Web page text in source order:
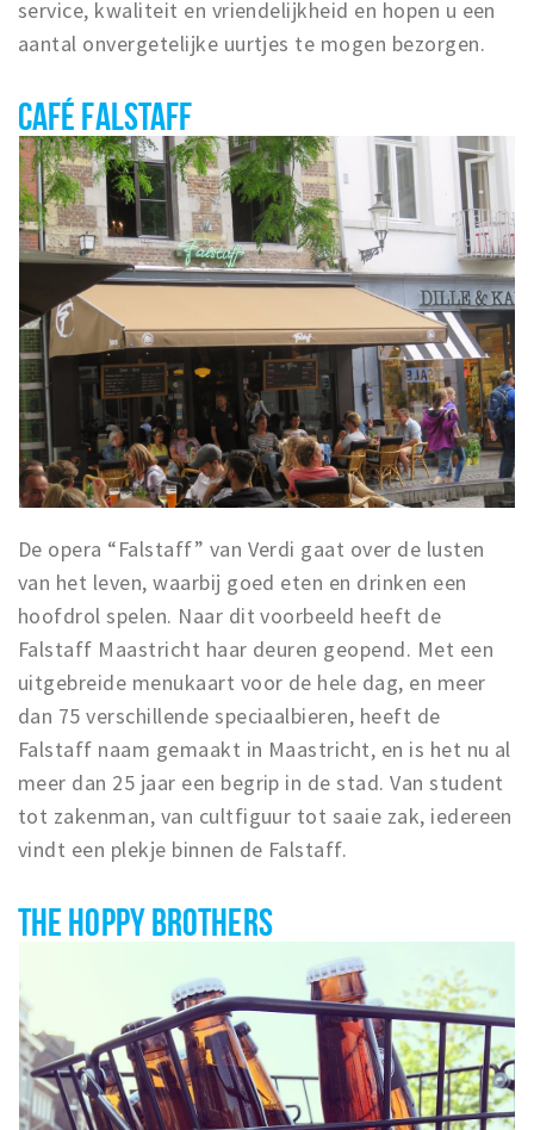
service, kwaliteit en vriendelijkheid en hopen u een
aantal onvergetelijke uurtjes te mogen bezorgen.
CAFÉ FALSTAFF
De opera “Falstaff” van Verdi gaat over de lusten
van het leven, waarbij goed eten en drinken een
hoofdrol spelen. Naar dit voorbeeld heeft de
Falstaff Maastricht haar deuren geopend. Met een
uitgebreide menukaart voor de hele dag, en meer
dan 75 verschillende speciaalbieren, heeft de
Falstaff naam gemaakt in Maastricht, en is het nu al
meer dan 25 jaar een begrip in de stad. Van student
tot zakenman, van cultfiguur tot saaie zak, iedereen
vindt een plekje binnen de Falstaff.
THE HOPPY BROTHERS